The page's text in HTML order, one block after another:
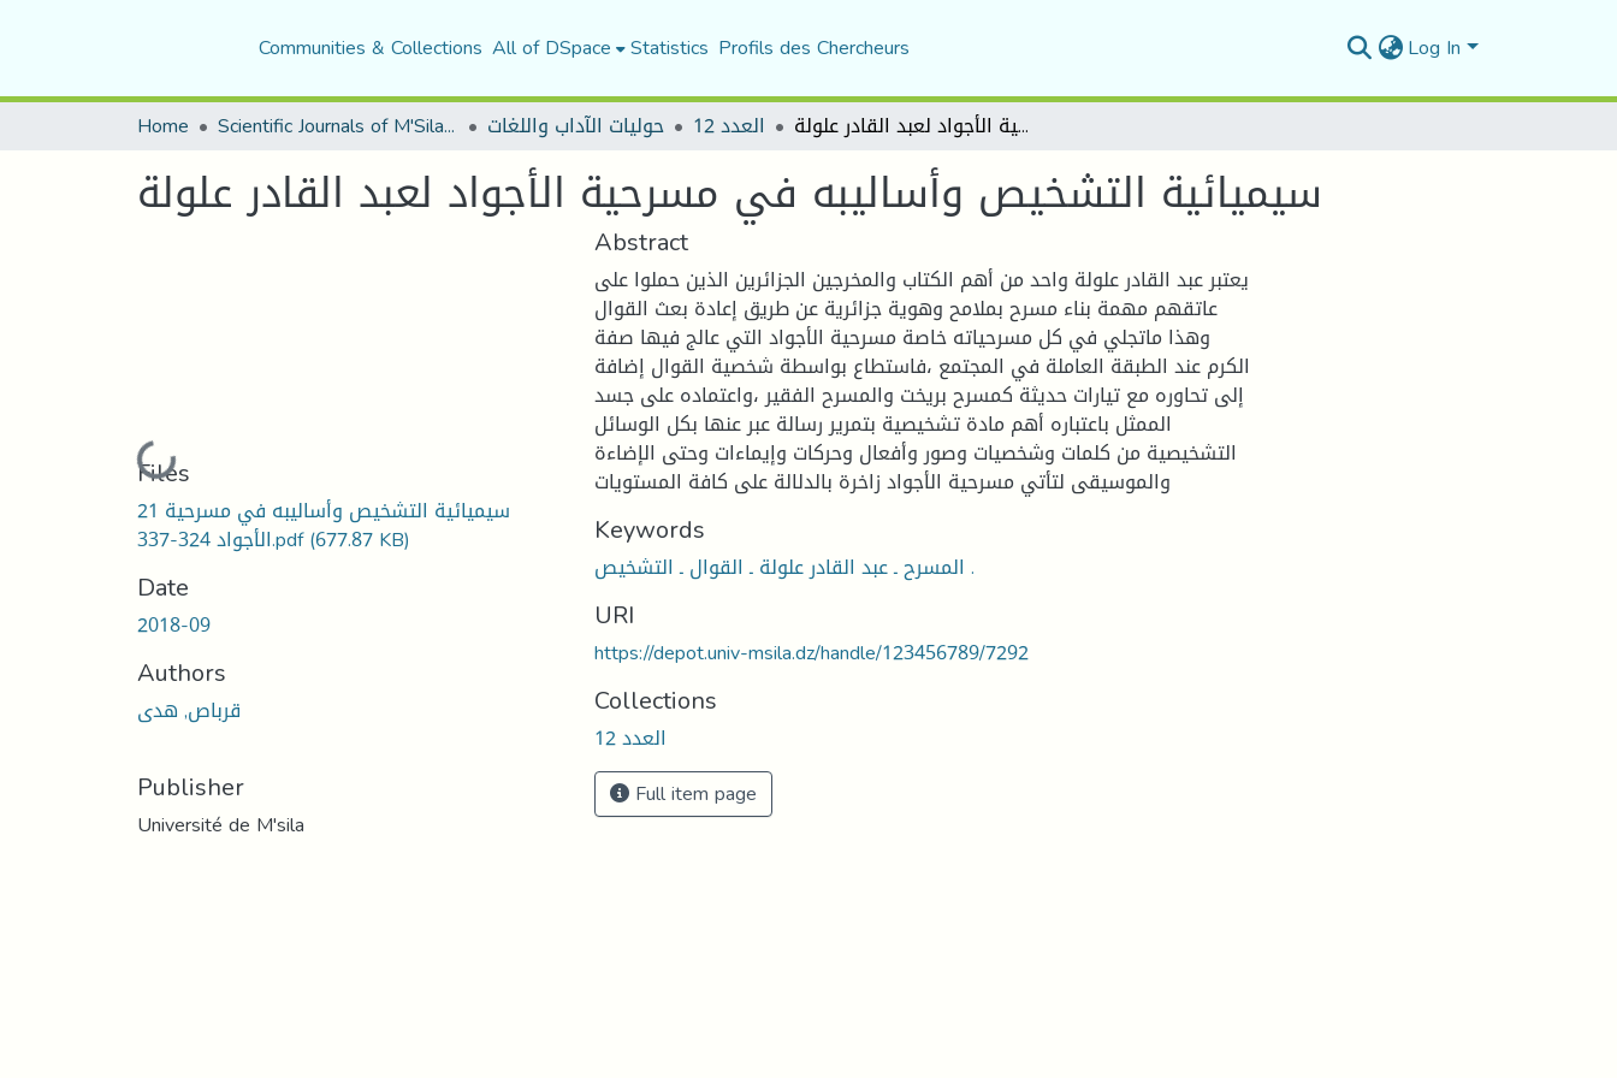
Communities & Collections All of DSpace Statistics Profils des Chercheurs Log In
Home Scientific Journals of M'Sila University حوليات الآداب واللغات العدد 12 سيميائية التشخيص وأساليبه في مسرحية الأجواد لعبد القادر علولة
سيميائية التشخيص وأساليبه في مسرحية الأجواد لعبد القادر علولة
Loading...
Files
21 سيميائية التشخيص وأساليبه في مسرحية
الأجواد 324-337.pdf(677.87 KB)
Date
2018-09
Authors
قرباص, هدى
Publisher
Université de M'sila
Abstract
يعتبر عبد القادر علولة واحد من أهم الكتاب والمخرجين الجزائرين الذين حملوا على
عاتقهم مهمة بناء مسرح بملامح وهوية جزائرية عن طريق إعادة بعث القوال
وهذا ماتجلي في كل مسرحياته خاصة مسرحية الأجواد التي عالج فيها صفة
الكرم عند الطبقة العاملة في المجتمع ،فاستطاع بواسطة شخصية القوال إضافة
إلى تحاوره مع تيارات حديثة كمسرح بريخت والمسرح الفقير ،واعتماده على جسد
الممثل باعتباره أهم مادة تشخيصية بتمرير رسالة عبر عنها بكل الوسائل
التشخيصية من كلمات وشخصيات وصور وأفعال وحركات وإيماءات وحتى الإضاءة
والموسيقى لتأتي مسرحية الأجواد زاخرة بالدلالة على كافة المستويات
Keywords
المسرح ـ عبد القادر علولة ـ القوال ـ التشخيص .
URI
https://depot.univ-msila.dz/handle/123456789/7292
Collections
العدد 12
Full item page